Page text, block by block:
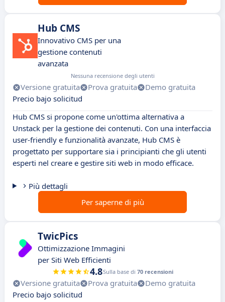
Hub CMS
Innovativo CMS per una
gestione contenuti
avanzata
Nessuna recensione degli utenti
Versione gratuita Prova gratuita
Demo gratuita
Precio bajo solicitud
Hub CMS si propone come un'ottima alternativa a
Unstack per la gestione dei contenuti. Con una interfaccia
user-friendly e funzionalità avanzate, Hub CMS è
progettato per supportare sia i principianti che gli utenti
esperti nel creare e gestire siti web in modo efficace.
Più dettagli
Per saperne di più
TwicPics
Ottimizzazione Immagini
per Siti Web Efficienti
4.8Sulla base di 70 recensioni
Versione gratuita Prova gratuita
Demo gratuita
Precio bajo solicitud